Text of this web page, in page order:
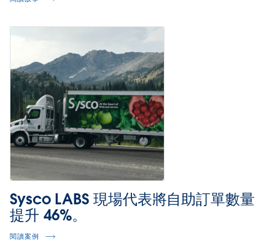
Sysco LABS 現場代表將自助訂單數量
提升 46%。
閱讀案例